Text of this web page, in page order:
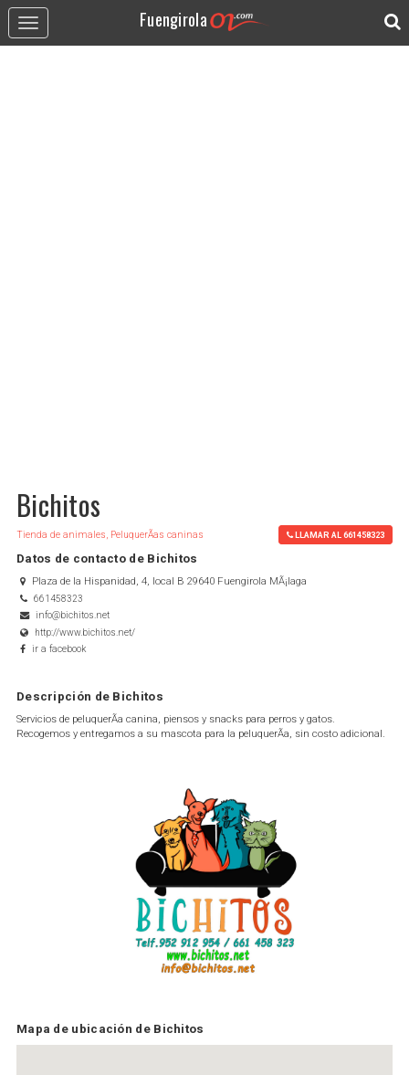
Toggle
navigation
Fuengirola
Bichitos
Tienda de animales, PeluquerÃ­as caninas LLAMAR AL 661458323
Datos de contacto de Bichitos
Plaza de la Hispanidad, 4, local B 29640 Fuengirola MÃ¡laga
661458323
info@bichitos.net
http://www.bichitos.net/
ir a facebook
Descripción de Bichitos
Servicios de peluquerÃ­a canina, piensos y snacks para perros y gatos.
Recogemos y entregamos a su mascota para la peluquerÃ­a, sin costo adicional.
Mapa de ubicación de Bichitos